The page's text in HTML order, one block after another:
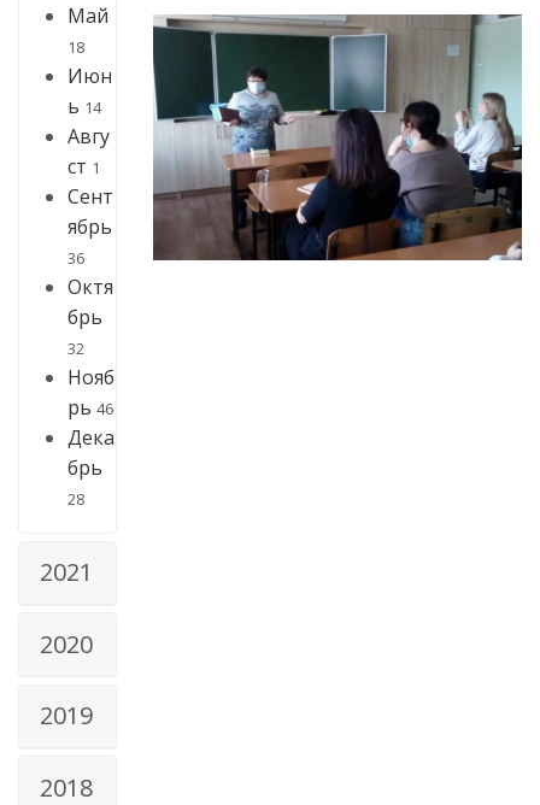
Май
18
Июн
ь 14
Авгу
ст 1
Сент
ябрь
36
Октя
брь
32
Нояб
рь 46
Дека
брь
28
2021
2020
2019
2018